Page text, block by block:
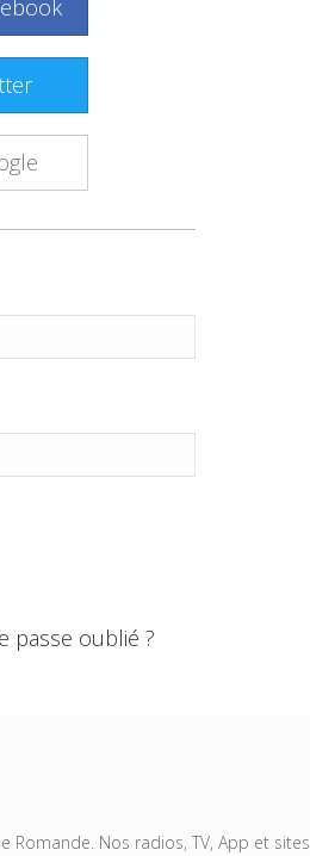
passe oublié ?
Romande. Nos radios, TV, App et sites